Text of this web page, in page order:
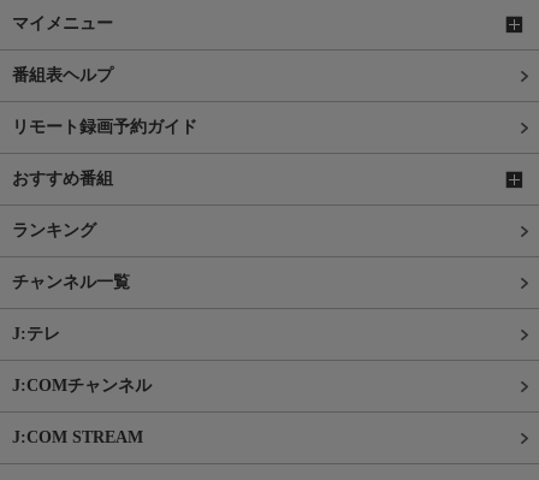
マイメニュー
番組表ヘルプ
リモート録画予約ガイド
おすすめ番組
ランキング
チャンネル一覧
J:テレ
J:COMチャンネル
J:COM STREAM